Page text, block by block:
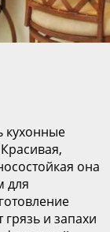
кухонные
она
для
и запахи